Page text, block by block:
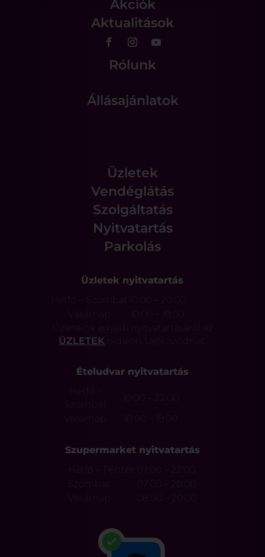
Akciók
Aktualitások
Rólunk
Állásajánlatok
Üzletek
Vendéglátás
Szolgáltatás
Nyitvatartás
Parkolás
Üzletek nyitvatartás
Hétfő – Szombat
Vasárnap
Üzleteink egyedi nyitvatartásáról az
ÜZLETEK oldalon tájékozódhat.
Ételudvar nyitvatartás
Hétfő –
Szombat
Vasárnap
Szupermarket nyitvatartás
Hétfő – Péntek
Szombat
Vasárnap
08:00 – 20:00